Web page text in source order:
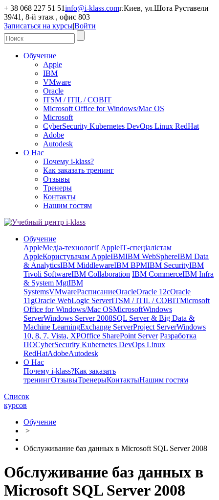
+ 38 068 227 51 51info@i-klass.comг.Киев, ул.Шота Руставели
39/41, 8-й этаж , офис 803
Записаться на курсы|Войти
Обучение
Apple
IBM
VMware
Oracle
ITSM / ITIL / COBIT
Microsoft Office for Windows/Mac OS
Microsoft
CyberSecurity Kubernetes DevOps Linux RedHat
Adobe
Autodesk
О Нас
Почему i-klass?
Как заказать тренинг
Отзывы
Тренеры
Контакты
Нашим гостям
Обучение
AppleМедіа-технології AppleІТ-спеціалістам
AppleКористувачам AppleIBMIBM WebSphereIBM Data
& AnalyticsIBM MiddlewareIBM BPMIBM SecurityIBM
Tivoli SoftwareIBM Collaboration IBM CommerceIBM Infra
& System MgtIBM
SystemsVMwareРасписаниеOracleOracle 12cOracle
11gOracle WebLogic ServerITSM / ITIL / COBITMicrosoft
Office for Windows/Mac OSMicrosoftWindows
ServerWindows Server 2008SQL Server & Big Data &
Machine LearningExchange ServerProject ServerWindows
10, 8, 7, Vista, XPOffice SharePoint Server Разработка
ПОCyberSecurity Kubernetes DevOps Linux
RedHatAdobeAutodesk
О Нас
Почему i-klass?Как заказать
тренингОтзывыТренерыКонтактыНашим гостям
Список
курсов
Обучение
>
Обслуживание баз данных в Microsoft SQL Server 2008
Обслуживание баз данных в
Microsoft SQL Server 2008